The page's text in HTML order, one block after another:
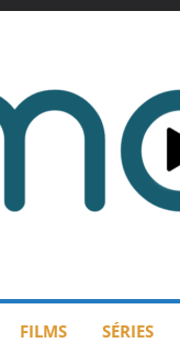
FILMS SÉRIES